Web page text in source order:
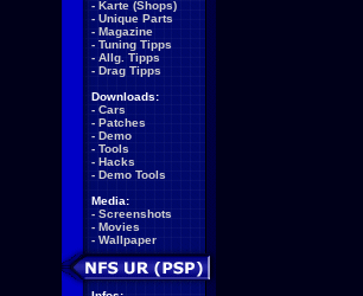
- Karte (Shops)
- Unique Parts
- Magazine
- Tuning Tipps
- Allg. Tipps
- Drag Tipps
Downloads:
- Cars
- Patches
- Demo
- Tools
- Hacks
- Demo Tools
Media:
- Screenshots
- Movies
- Wallpaper